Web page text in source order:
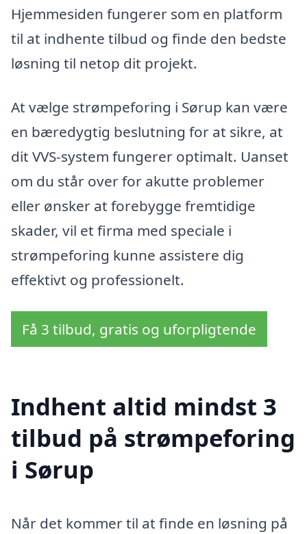
Hjemmesiden fungerer som en platform
til at indhente tilbud og finde den bedste
løsning til netop dit projekt.
At vælge strømpeforing i Sørup kan være
en bæredygtig beslutning for at sikre, at
dit VVS-system fungerer optimalt. Uanset
om du står over for akutte problemer
eller ønsker at forebygge fremtidige
skader, vil et firma med speciale i
strømpeforing kunne assistere dig
effektivt og professionelt.
Få 3 tilbud, gratis og uforpligtende
Indhent altid mindst 3
tilbud på strømpeforing
i Sørup
Når det kommer til at finde en løsning på